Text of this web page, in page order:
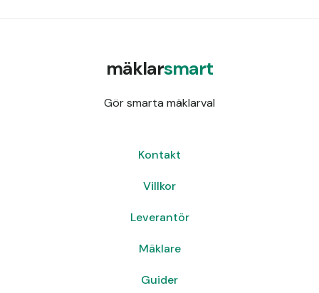
mäklarsmart
Gör smarta mäklarval
Kontakt
Villkor
Leverantör
Mäklare
Guider